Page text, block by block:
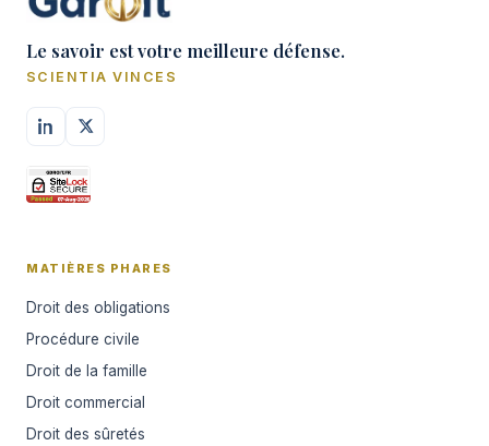
Le savoir est votre meilleure défense.
SCIENTIA VINCES
MATIÈRES PHARES
Droit des obligations
Procédure civile
Droit de la famille
Droit commercial
Droit des sûretés